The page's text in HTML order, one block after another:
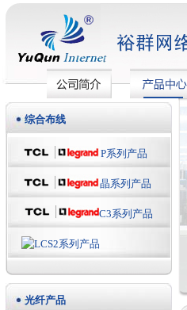
综合布线
P系列产品
晶系列产品
C3系列产品
LCS2系列产品
光纤产品